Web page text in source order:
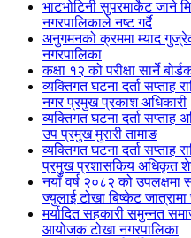
भाटभोटिनी सुपरमार्केट जाने
नगरपालिकाले नष्ट गर्दै
अनुगमनको क्रममा म्याद
नगरपालिका
कक्षा १२ को परीक्षा सार्ने
व्यक्तिगत घटना दर्ता सप्ताह
नगर प्रमुख प्रकाश अधिकारी
व्यक्तिगत घटना दर्ता सप्ताह
उप प्रमुख मुरारी तामाङ
व्यक्तिगत घटना दर्ता सप्ताह
प्रमुख प्रशासकिय अधिकृत शेर
नयाँ वर्ष २०८२ को उपलक्षमा
ज्युलाई टोखा बिष्केट
मर्यादित सहकारी समुन्नत
आयोजक टोखा नगरपालिका